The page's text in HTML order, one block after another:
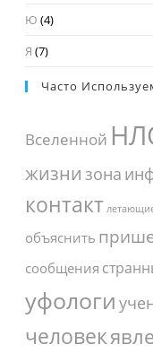
Ю (4)
Я (7)
Часто
Вселенной
жизни зона
контакт
объяснить
сообщения
уфологи
человек